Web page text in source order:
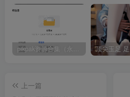
pikpak资源合集（永久会员专享）
上一篇